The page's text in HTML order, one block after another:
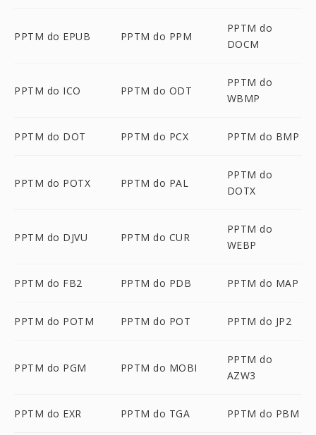
PPTM do EPUB PPTM do PPM
PPTM do
DOCM
PPTM do ICO PPTM do ODT
PPTM do
WBMP
PPTM do DOT PPTM do PCX PPTM do BMP
PPTM do POTX PPTM do PAL
PPTM do
DOTX
PPTM do DJVU PPTM do CUR
PPTM do
WEBP
PPTM do FB2 PPTM do PDB PPTM do MAP
PPTM do POTM PPTM do POT PPTM do JP2
PPTM do PGM PPTM do MOBI
PPTM do
AZW3
PPTM do EXR PPTM do TGA PPTM do PBM